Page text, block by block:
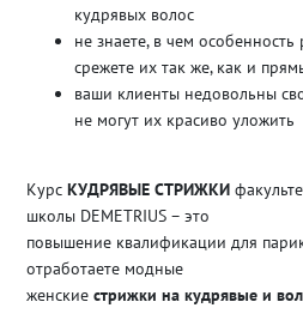
кудрявых волос
не знаете, в чем
срежете их так же, как и
ваши клиенты недовольны
не могут их красиво уложить
Курс КУДРЯВЫЕ СТРИЖКИ
школы DEMETRIUS – это
повышение квалификации для
отработаете модные
женские стрижки на кудрявые и